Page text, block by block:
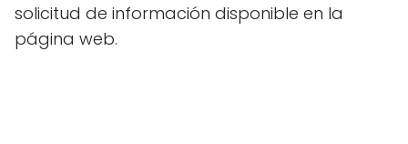
solicitud de información disponible en la
página web.